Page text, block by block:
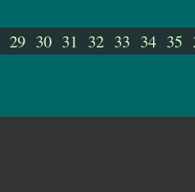
29 30 31 32 33 34 35